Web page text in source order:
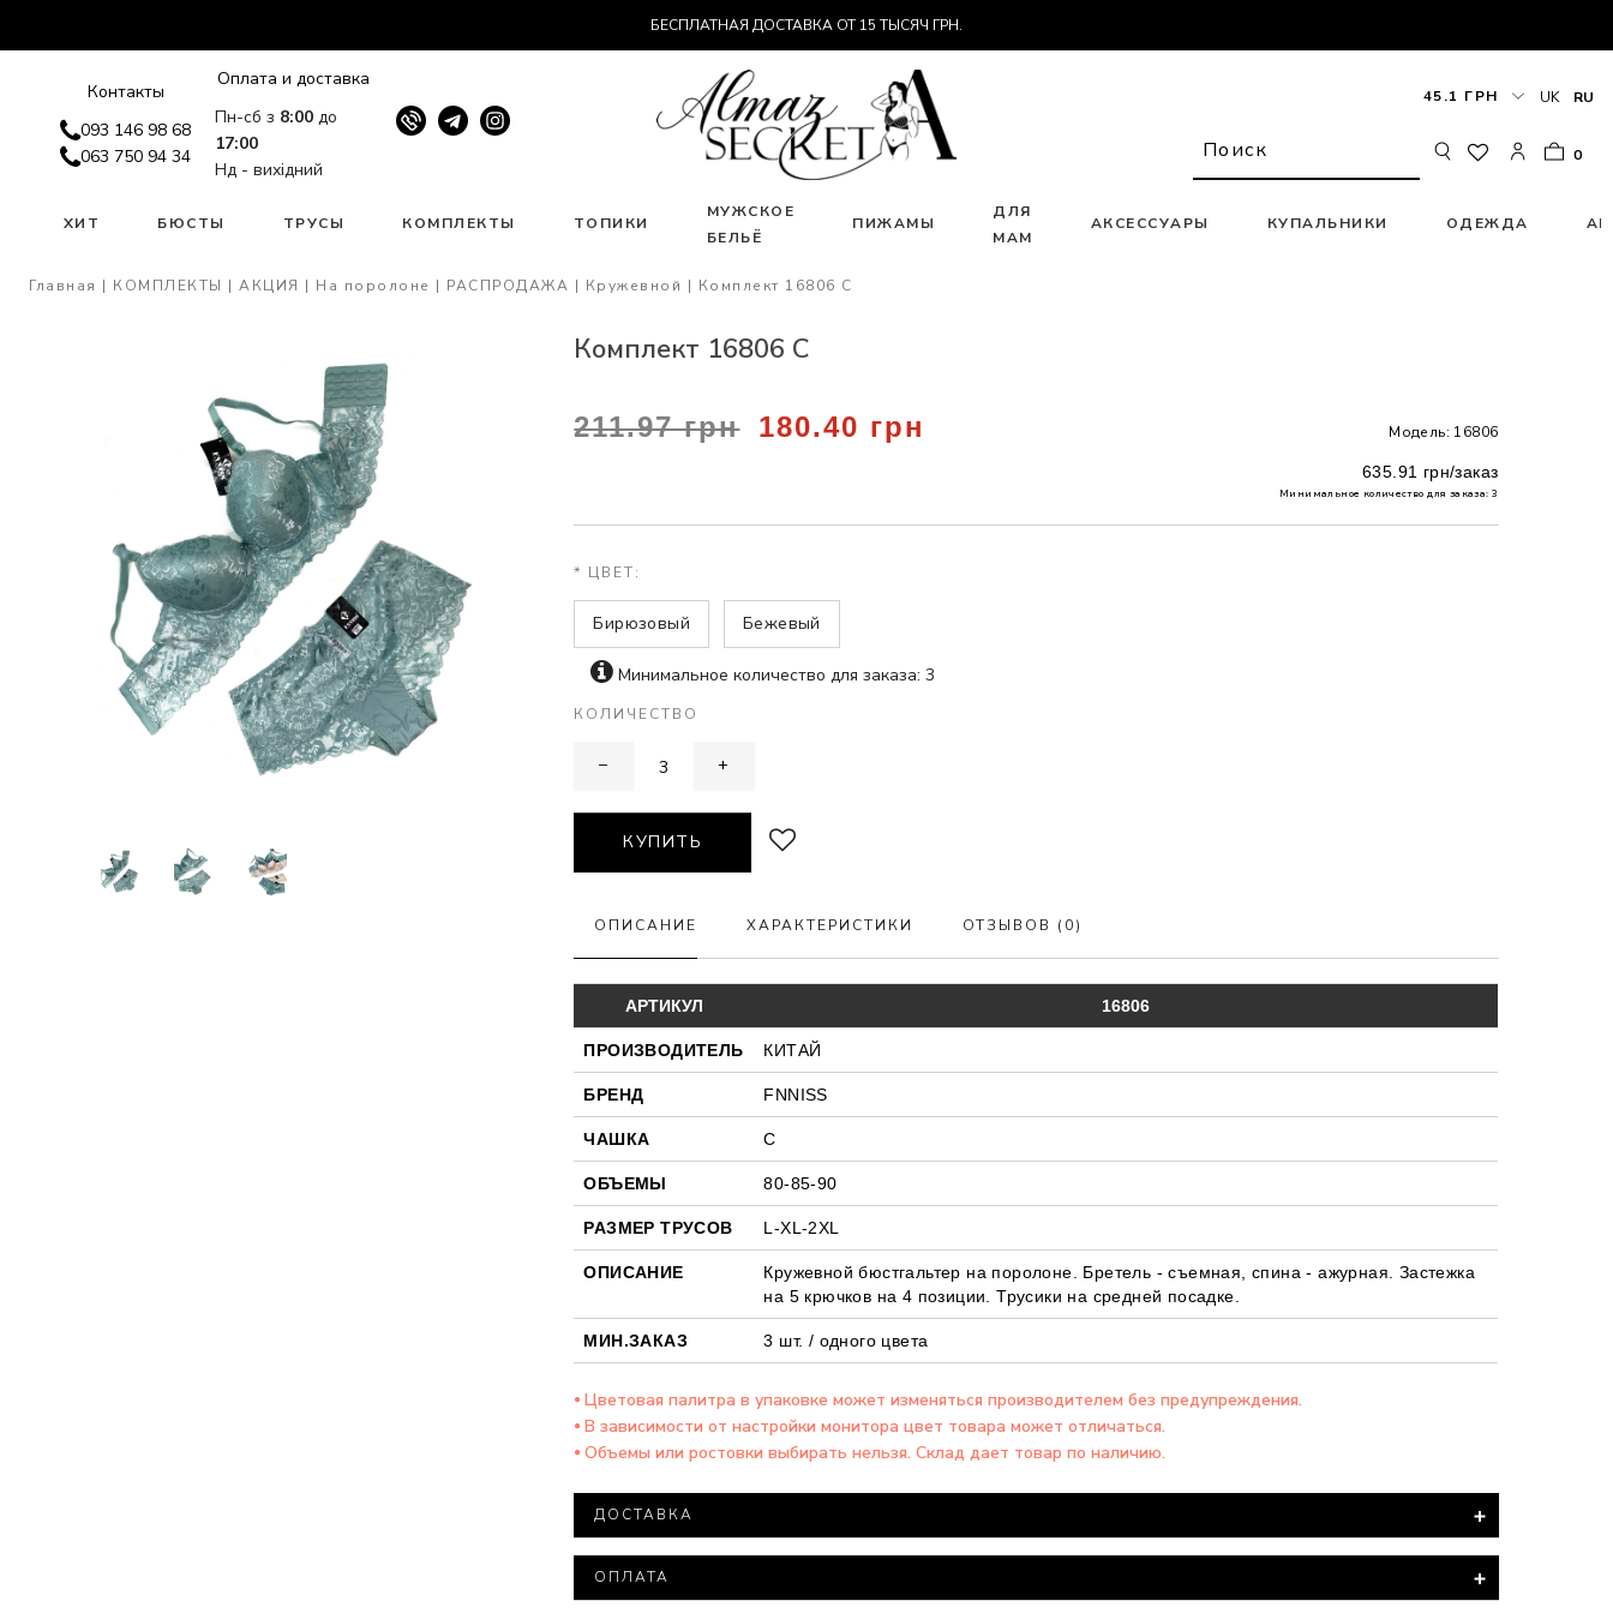
БЕСПЛАТНАЯ ДОСТАВКА ОТ 15 ТЫСЯЧ ГРН.
Контакты
093 146 98 68
063 750 94 34
Оплата и доставка
Пн-сб з 8:00 до
17:00
Нд - вихідний
45.1 ГРН UK RU
0
ХИТ БЮСТЫ ТРУСЫ КОМПЛЕКТЫ ТОПИКИ
МУЖСКОЕ
БЕЛЬЁ
ПИЖАМЫ
ДЛЯ
МАМ
АКСЕССУАРЫ КУПАЛЬНИКИ ОДЕЖДА
Главная КОМПЛЕКТЫ АКЦИЯ На поролоне РАСПРОДАЖА Кружевной Комплект 16806 С
Комплект 16806 С
211.97 грн 180.40 грн Модель: 16806
635.91 грн/заказ
Минимальное количество для заказа: 3
* ЦВЕТ:
Бирюзовый Бежевый
Минимальное количество для заказа: 3
КОЛИЧЕСТВО
− +
КУПИТЬ
ОПИСАНИЕ ХАРАКТЕРИСТИКИ ОТЗЫВОВ (0)
АРТИКУЛ 16806
ПРОИЗВОДИТЕЛЬ КИТАЙ
БРЕНД FNNISS
ЧАШКА С
ОБЪЕМЫ 80-85-90
РАЗМЕР ТРУСОВ L-XL-2XL
ОПИСАНИЕ
Кружевной бюстгальтер на поролоне. Бретель - съемная, спина - ажурная. Застежка
на 5 крючков на 4 позиции. Трусики на средней посадке.
МИН.ЗАКАЗ 3 шт. / одного цвета
⦁ Цветовая палитра в упаковке может изменяться производителем без предупреждения.
⦁ В зависимости от настройки монитора цвет товара может отличаться.
⦁ Объемы или ростовки выбирать нельзя. Склад дает товар по наличию.
ДОСТАВКА
Доставка товара осуществляется компанией ООО "Новая ПОЧТА".
При заказе на сумму более 15 000 тысяч гривен доставка товара производится БЕСПЛАТНО.
ОПЛАТА